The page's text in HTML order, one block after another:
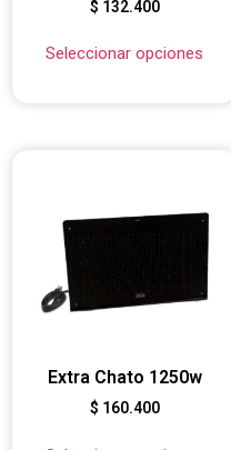
$ 132.400
Seleccionar opciones
Extra Chato 1250w
$ 160.400